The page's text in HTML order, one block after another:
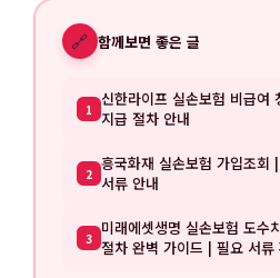
🔗 함께보면 좋은 글
1 신한라이프 실손보험 비급여
지급 절차 안내
2 흥국화재 실손보험 가입조회
서류 안내
3 미래에셋생명 실손보험 도수
절차 완벽 가이드 | 필요 서